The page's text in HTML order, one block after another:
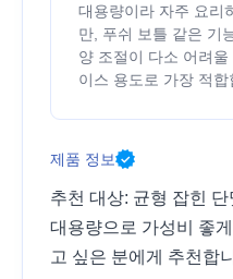
대용량이라 자주 요리
만, 푸쉬 보틀 같은 기
양 조절이 다소 어려
이스 용도로 가장 적합
제품 정보
추천 대상: 균형 잡힌
대용량으로 가성비 좋
고 싶은 분에게 추천합